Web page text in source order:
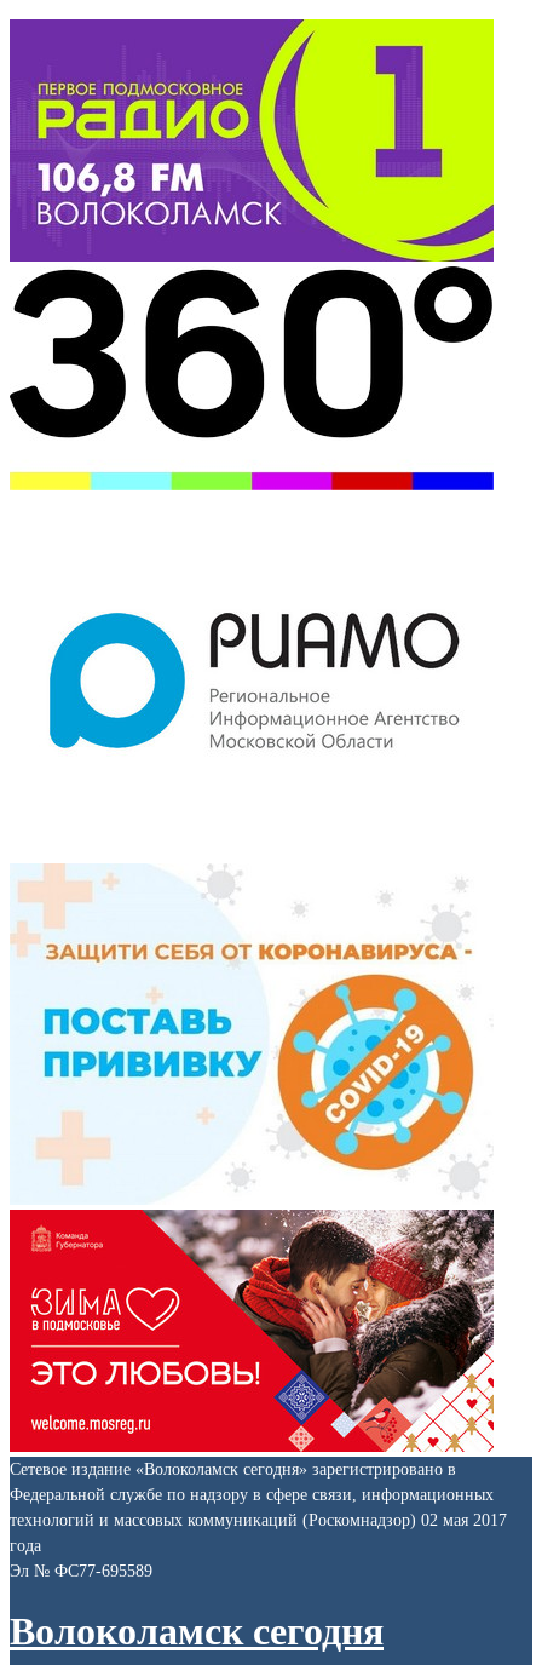
Сетевое издание «Волоколамск сегодня» зарегистрировано в
Федеральной службе по надзору в сфере связи, информационных
технологий и массовых коммуникаций (Роскомнадзор) 02 мая 2017
года
Эл № ФС77-695589
Волоколамск сегодня